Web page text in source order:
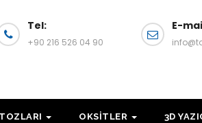
Tel:
+90 216 526 04 90
E-
OKSITLER 3D